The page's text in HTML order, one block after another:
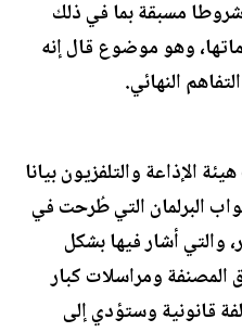
مسبقة بما في ذلك
وهو موضوع قال إنه
النهائي.
الإذاعة والتلفزيون بيانا
البرلمان التي طُرحت في
والتي أشار فيها بشكل
ومراسلات كبار
قانونية وستؤدي إلى